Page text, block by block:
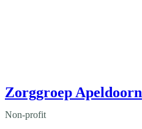
Zorggroep Apeldoorn
Non-profit